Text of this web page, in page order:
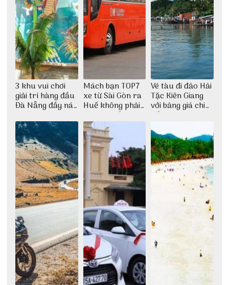
3 khu vui chơi
giải trí hàng đầu
Đà Nẵng đầy náo
nhiệt
Mách bạn TOP7
xe từ Sài Gòn ra
Huế không phải
ai cũng biết
Vé tàu đi đảo Hải
Tặc Kiên Giang
với bảng giá chi
tiết